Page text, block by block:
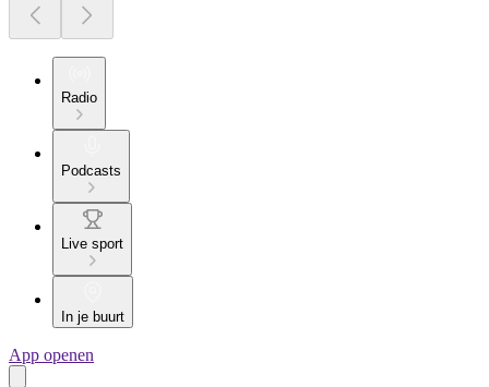
Radio
Podcasts
Live sport
In je buurt
App openen